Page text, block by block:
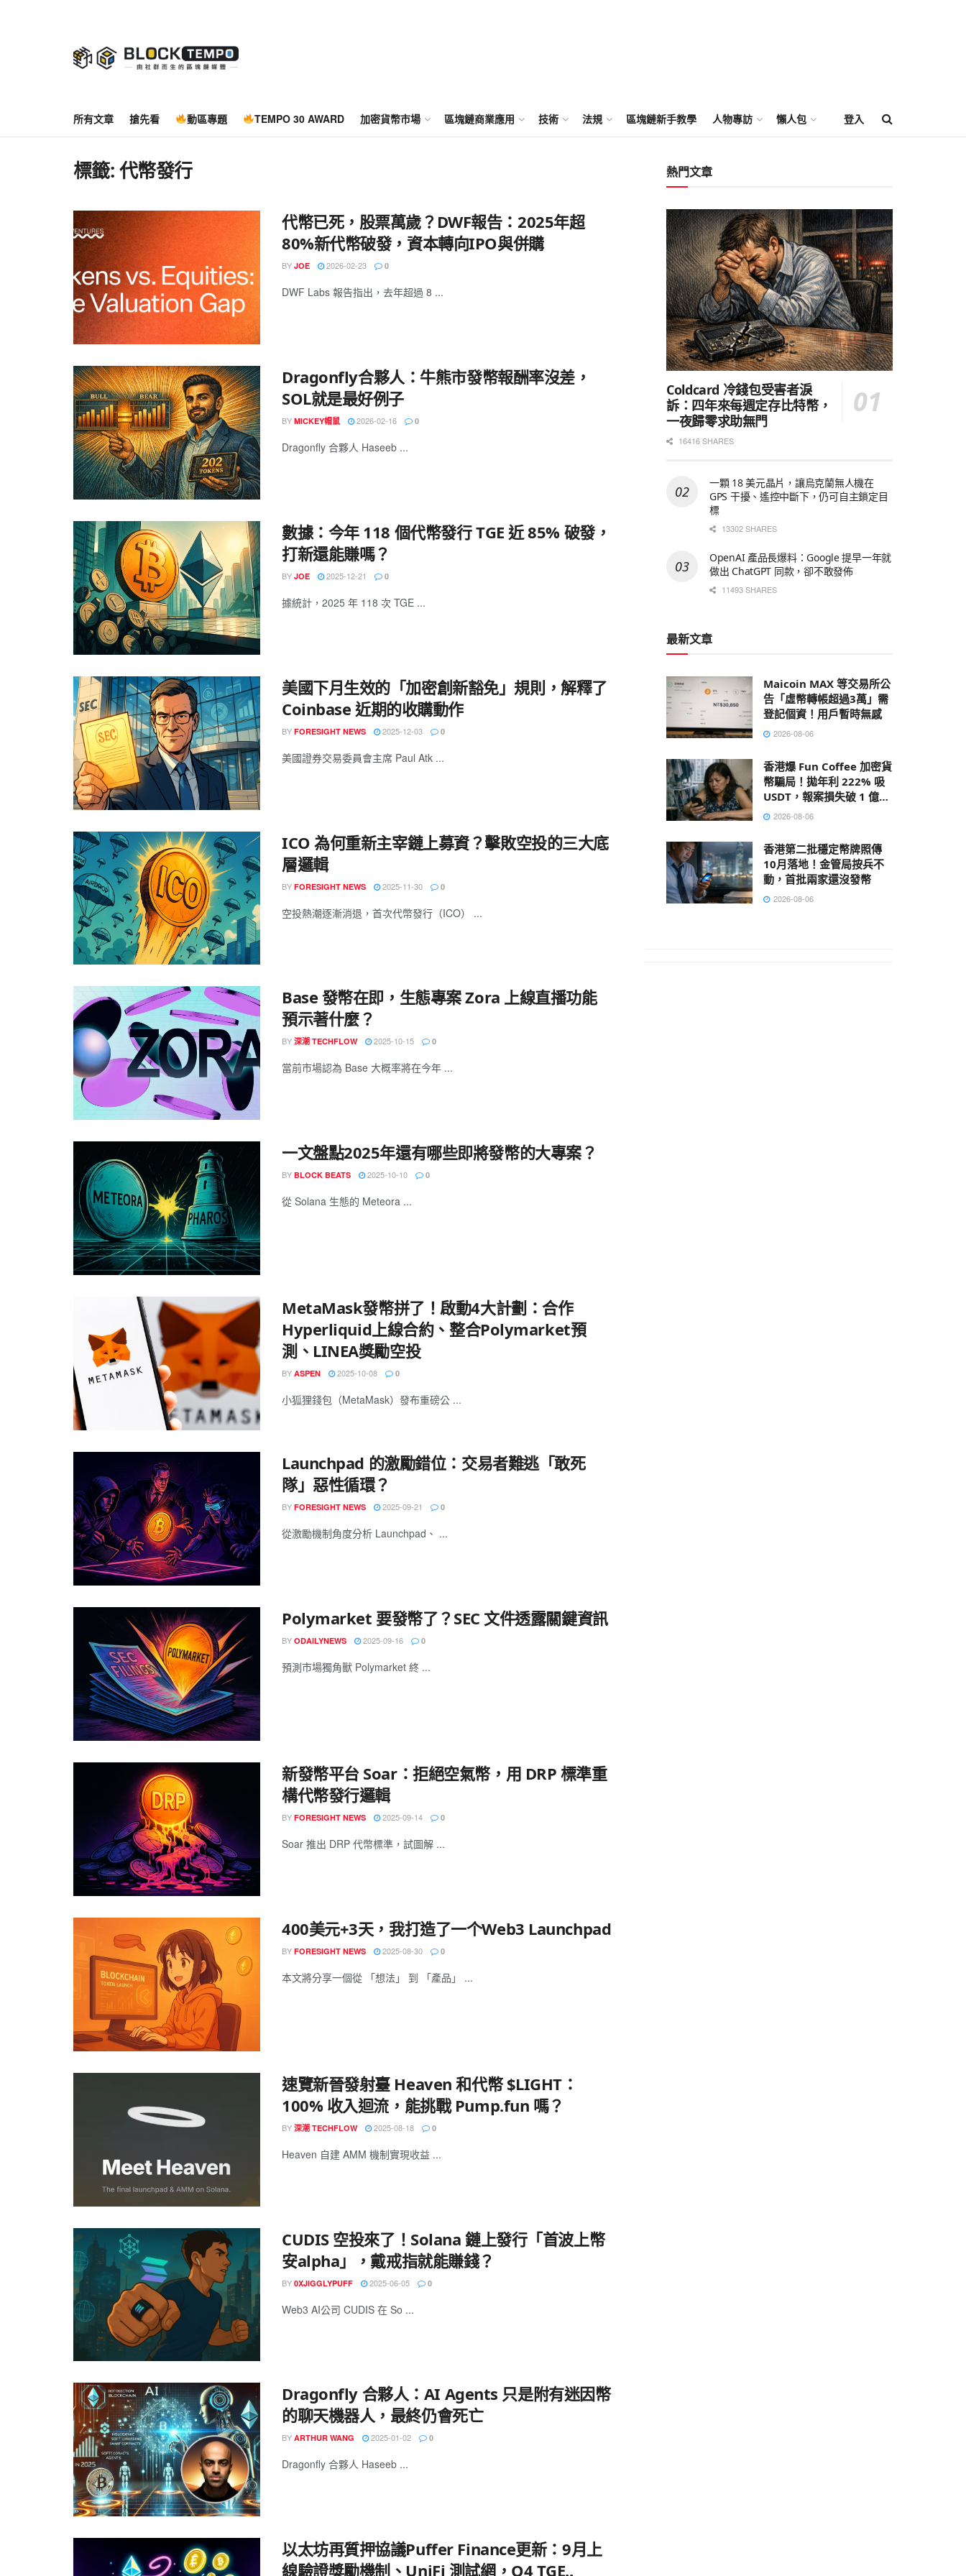
所有文章 搶先看 動區專題 TEMPO 30 AWARD 加密貨幣市場 區塊鏈商業應用 技術 法規 區塊鏈新手教學 人物專訪 懶人包 登入
標籤:代幣發行
代幣已死，股票萬歲？DWF報告：2025年超
80%新代幣破發，資本轉向IPO與併購
BY JOE 2026-02-23 0
DWF Labs 報告指出，去年超過 8 ...
Dragonfly合夥人：牛熊市發幣報酬率沒差，
SOL就是最好例子
BY MICKEY帽鼠 2026-02-16 0
Dragonfly 合夥人 Haseeb ...
數據：今年 118 個代幣發行 TGE 近 85% 破發，
打新還能賺嗎？
BY JOE 2025-12-21 0
據統計，2025 年 118 次 TGE ...
美國下月生效的「加密創新豁免」規則，解釋了
Coinbase 近期的收購動作
BY FORESIGHT NEWS 2025-12-03 0
美國證券交易委員會主席 Paul Atk ...
ICO 為何重新主宰鏈上募資？擊敗空投的三大底
層邏輯
BY FORESIGHT NEWS 2025-11-30 0
空投熱潮逐漸消退，首次代幣發行（ICO） ...
Base 發幣在即，生態專案 Zora 上線直播功能
預示著什麼？
BY 深潮 TECHFLOW 2025-10-15 0
當前市場認為 Base 大概率將在今年 ...
一文盤點2025年還有哪些即將發幣的大專案？
BY BLOCK BEATS 2025-10-10 0
從 Solana 生態的 Meteora ...
MetaMask發幣拼了！啟動4大計劃：合作
Hyperliquid上線合約、整合Polymarket預
測、LINEA獎勵空投
BY ASPEN 2025-10-08 0
小狐狸錢包（MetaMask）發布重磅公 ...
Launchpad 的激勵錯位：交易者難逃「敢死
隊」惡性循環？
BY FORESIGHT NEWS 2025-09-21 0
從激勵機制角度分析 Launchpad、 ...
Polymarket 要發幣了？SEC 文件透露關鍵資訊
BY ODAILYNEWS 2025-09-16 0
預測市場獨角獸 Polymarket 終 ...
新發幣平台 Soar：拒絕空氣幣，用 DRP 標準重
構代幣發行邏輯
BY FORESIGHT NEWS 2025-09-14 0
Soar 推出 DRP 代幣標準，試圖解 ...
400美元+3天，我打造了一个Web3 Launchpad
BY FORESIGHT NEWS 2025-08-30 0
本文將分享一個從 「想法」 到 「產品」 ...
速覽新晉發射臺 Heaven 和代幣 $LIGHT：
100% 收入迴流，能挑戰 Pump.fun 嗎？
BY 深潮 TECHFLOW 2025-08-18 0
Heaven 自建 AMM 機制實現收益 ...
CUDIS 空投來了！Solana 鏈上發行「首波上幣
安alpha」，戴戒指就能賺錢？
BY 0XJIGGLYPUFF 2025-06-05 0
Web3 AI公司 CUDIS 在 So ...
Dragonfly 合夥人：AI Agents 只是附有迷因幣
的聊天機器人，最終仍會死亡
BY ARTHUR WANG 2025-01-02 0
Dragonfly 合夥人 Haseeb ...
以太坊再質押協議Puffer Finance更新：9月上
線驗證獎勵機制、UniFi 測試網，Q4 TGE..
熱門文章
Coldcard 冷錢包受害者淚
訴：四年來每週定存比特幣，
一夜歸零求助無門
16416 SHARES
一顆 18 美元晶片，讓烏克蘭無人機在
GPS 干擾、遙控中斷下，仍可自主鎖定目
標
13302 SHARES
OpenAI 產品長爆料：Google 提早一年就
做出 ChatGPT 同款，卻不敢發佈
11493 SHARES
最新文章
Maicoin MAX 等交易所公
告「虛幣轉帳超過3萬」需
登記個資！用戶暫時無感
2026-08-06
香港爆 Fun Coffee 加密貨
幣騙局！拋年利 222% 吸
USDT，報案損失破 1 億港
元2026-08-06
香港第二批穩定幣牌照傳
10月落地！金管局按兵不
動，首批兩家還沒發幣
2026-08-06